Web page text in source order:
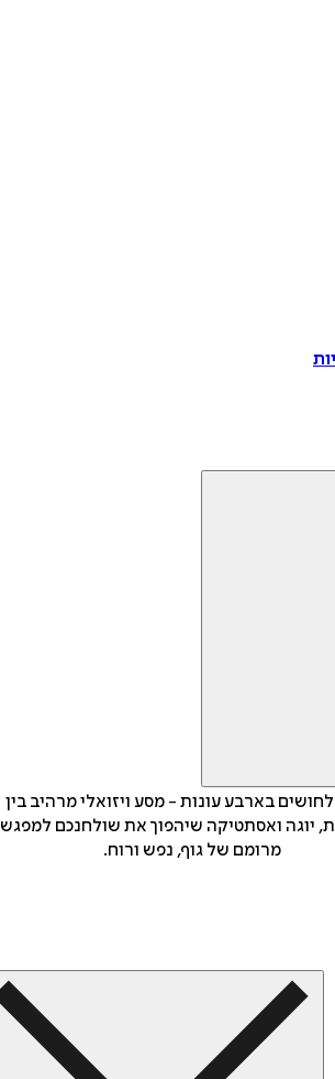
בארבע עונות - מסע ויזואלי מרהיב בין
יוגה ואסתטיקה שיהפוך את שולחנכם למפגש
מרומם של גוף, נפש ורוח.